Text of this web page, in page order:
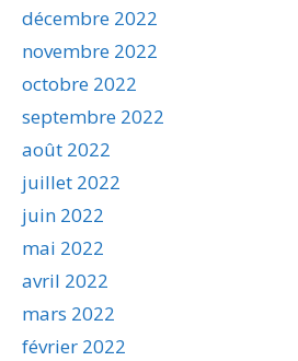
décembre 2022
novembre 2022
octobre 2022
septembre 2022
août 2022
juillet 2022
juin 2022
mai 2022
avril 2022
mars 2022
février 2022